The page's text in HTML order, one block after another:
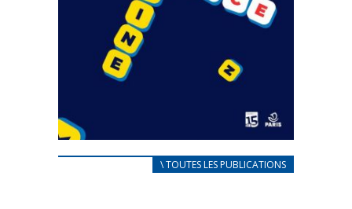
CARNET D’ACCUEIL\ TOUTES LES PUBLICATIONS